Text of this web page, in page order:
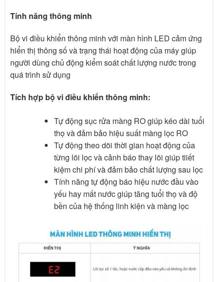
Tính năng thông minh
Bộ vi điều khiển thông minh với màn hình LED cảm ứng
hiển thị thông số và trạng thái hoạt động của máy giúp
người dùng chủ động kiểm soát chất lượng nước trong
quá trình sử dụng
Tích hợp bộ vi điều khiển thông minh:
Tự động sục rửa màng RO giúp kéo dài tuổi
thọ và đảm bảo hiệu suất màng lọc RO
Tự động theo dõi thời gian hoạt động của
từng lõi lọc và cảnh báo thay lõi giúp tiiết
kiệm chi phí và đảm bảo chất lượng sau lọc
Tính năng tự động báo hiệu nước đầu vào
yếu hay mất nước giúp tăng tuổi thọ và độ
bền của hệ thống linh kiện và màng lọc